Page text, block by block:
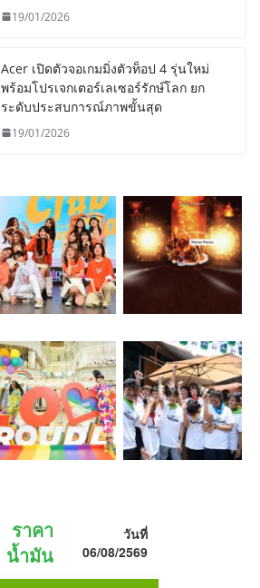
19/01/2026
Acer เปิดตัวจอเกมมิ่งตัวท็อป 4 รุ่นใหม่
พร้อมโปรเจกเตอร์เลเซอร์รักษ์โลก ยก
ระดับประสบการณ์ภาพขั้นสุด
19/01/2026